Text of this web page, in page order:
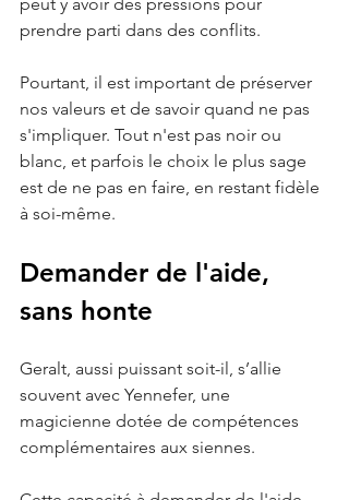
prendre parti dans des conflits.
Pourtant, il est important de préserver
nos valeurs et de savoir quand ne pas
s'impliquer. Tout n'est pas noir ou
blanc, et parfois le choix le plus sage
est de ne pas en faire, en restant fidèle
à soi-même.
Demander de l'aide,
sans honte
Geralt, aussi puissant soit-il, s’allie
souvent avec Yennefer, une
magicienne dotée de compétences
complémentaires aux siennes.